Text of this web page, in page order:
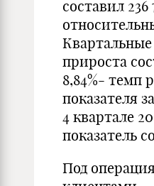
составил 236
прироста
8,84%- темп
показателя
4 квартале
показатель
Под